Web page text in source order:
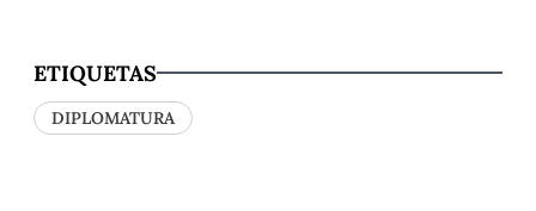
ETIQUETAS
DIPLOMATURA